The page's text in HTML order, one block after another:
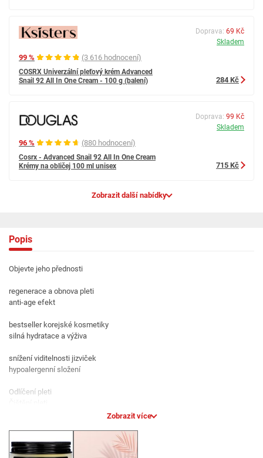
99 % (3 616 hodnocení)
COSRX Univerzální pleťový krém Advanced
Snail 92 All In One Cream - 100 g (balení)
Doprava: 69 Kč
Skladem
284 Kč
96 % (880 hodnocení)
Cosrx - Advanced Snail 92 All In One Cream
Krémy na obličej 100 ml unisex
Doprava: 99 Kč
Skladem
715 Kč
Zobrazit další nabídky
Popis
Objevte jeho přednosti
regenerace a obnova pleti
anti-age efekt
bestseller korejské kosmetiky
silná hydratace a výživa
snížení viditelnosti jizviček
hypoalergenní složení
Odlíčení pleti
Oční krém
Zobrazit více